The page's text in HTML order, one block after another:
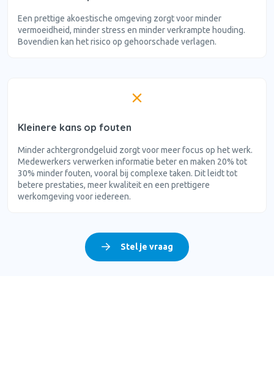
Een prettige akoestische omgeving zorgt voor minder
vermoeidheid, minder stress en minder verkrampte houding.
Bovendien kan het risico op gehoorschade verlagen.
Kleinere kans op fouten
Minder achtergrondgeluid zorgt voor meer focus op het werk.
Medewerkers verwerken informatie beter en maken 20% tot
30% minder fouten, vooral bij complexe taken. Dit leidt tot
betere prestaties, meer kwaliteit en een prettigere
werkomgeving voor iedereen.
Stel je vraag